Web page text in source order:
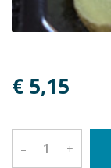
€ 5,15
– +